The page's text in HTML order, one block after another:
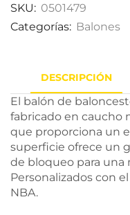
SKU: 0501479
Categorías: Balones
DESCRIPCIÓN
El balón de
fabricado en caucho
que proporciona un
superficie ofrece un
de bloqueo para una
Personalizados con
NBA.